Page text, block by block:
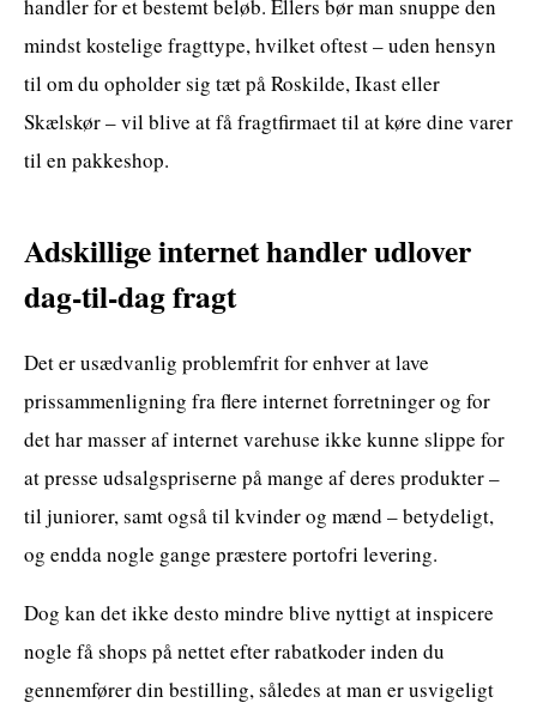
handler for et bestemt beløb. Ellers bør man snuppe den
mindst kostelige fragttype, hvilket oftest – uden hensyn
til om du opholder sig tæt på Roskilde, Ikast eller
Skælskør – vil blive at få fragtfirmaet til at køre dine varer
til en pakkeshop.
Adskillige internet handler udlover
dag-til-dag fragt
Det er usædvanlig problemfrit for enhver at lave
prissammenligning fra flere internet forretninger og for
det har masser af internet varehuse ikke kunne slippe for
at presse udsalgspriserne på mange af deres produkter –
til juniorer, samt også til kvinder og mænd – betydeligt,
og endda nogle gange præstere portofri levering.
Dog kan det ikke desto mindre blive nyttigt at inspicere
nogle få shops på nettet efter rabatkoder inden du
gennemfører din bestilling, således at man er usvigeligt